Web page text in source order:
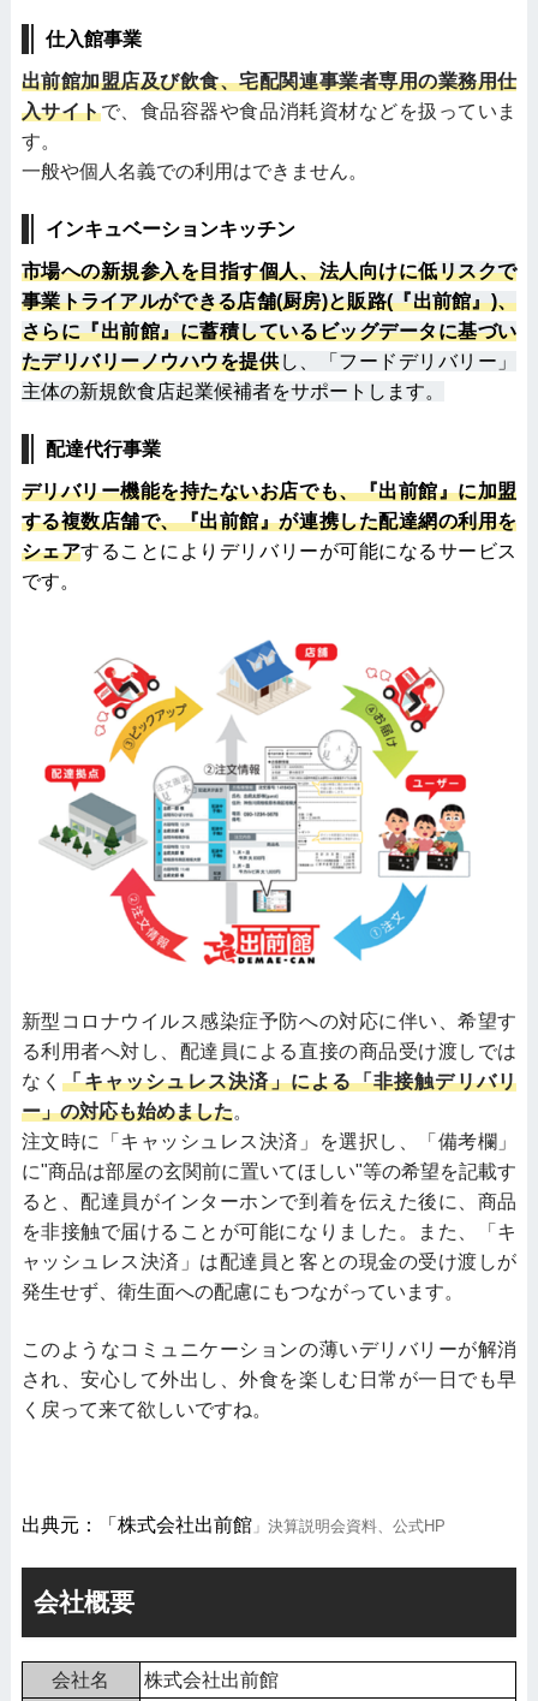
仕入館事業
出前館加盟店及び飲食、宅配関連事業者専用の業務用仕
入サイトで、食品容器や食品消耗資材などを扱っていま
す。
一般や個人名義での利用はできません。
インキュベーションキッチン
市場への新規参入を目指す個人、法人向けに低リスクで
事業トライアルができる店舗(厨房)と販路(『出前館』)、
さらに『出前館』に蓄積しているビッグデータに基づい
たデリバリーノウハウを提供し、「フードデリバリー」
主体の新規飲食店起業候補者をサポートします。
配達代行事業
デリバリー機能を持たないお店でも、『出前館』に加盟
する複数店舗で、『出前館』が連携した配達網の利用を
シェアすることによりデリバリーが可能になるサービス
です。
新型コロナウイルス感染症予防への対応に伴い、希望す
る利用者へ対し、配達員による直接の商品受け渡しでは
なく「キャッシュレス決済」による「非接触デリバリ
ー」の対応も始めました。
注文時に「キャッシュレス決済」を選択し、「備考欄」
に"商品は部屋の玄関前に置いてほしい"等の希望を記載す
ると、配達員がインターホンで到着を伝えた後に、商品
を非接触で届けることが可能になりました。また、「キ
ャッシュレス決済」は配達員と客との現金の受け渡しが
発生せず、衛生面への配慮にもつながっています。
このようなコミュニケーションの薄いデリバリーが解消
され、安心して外出し、外食を楽しむ日常が一日でも早
く戻って来て欲しいですね。
出典元：「株式会社出前館」決算説明会資料、公式HP
会社概要
会社名 株式会社出前館